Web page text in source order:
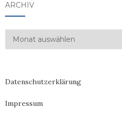
ARCHIV
Archiv
Datenschutzerklärung
Impressum